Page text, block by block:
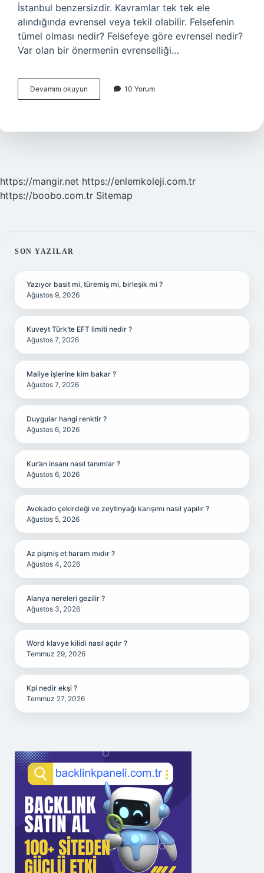
İstanbul benzersizdir. Kavramlar tek tek ele
alındığında evrensel veya tekil olabilir. Felsefenin
tümel olması nedir? Felsefeye göre evrensel nedir?
Var olan bir önermenin evrenselliği…
Devamını okuyun
Mantık
10 Yorum
https://mangir.net https://enlemkoleji.com.tr
https://boobo.com.tr Sitemap
SIDEBAR
SON YAZILAR
Yazıyor basit mi, türemiş mi, birleşik mi ?
Ağustos 9, 2026
Kuveyt Türk’te EFT limiti nedir ?
Ağustos 7, 2026
Maliye işlerine kim bakar ?
Ağustos 7, 2026
Duygular hangi renktir ?
Ağustos 6, 2026
Kur’an insanı nasıl tanımlar ?
Ağustos 6, 2026
Avokado çekirdeği ve zeytinyağı karışımı nasıl yapılır ?
Ağustos 5, 2026
Az pişmiş et haram mıdır ?
Ağustos 4, 2026
Alanya nereleri gezilir ?
Ağustos 3, 2026
Word klavye kilidi nasıl açılır ?
Temmuz 29, 2026
Kpi nedir ekşi ?
Temmuz 27, 2026